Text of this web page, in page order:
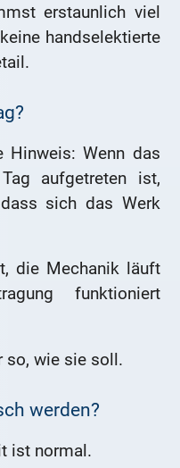
erstaunlich viel
handselektierte
Hinweis: Wenn das
aufgetreten ist,
sich das Werk
die Mechanik läuft
funktioniert
so, wie sie soll.
werden?
ist normal.